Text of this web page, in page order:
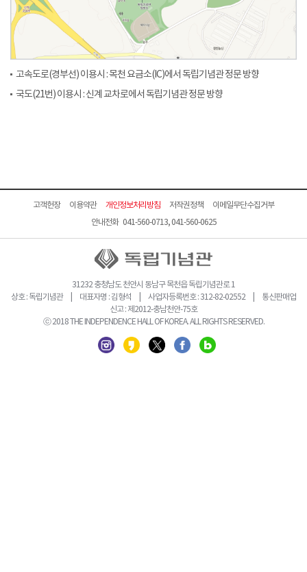
고속도로(경부선) 이용시 : 목천 요금소(IC)에서 독립기념관 정문 방향
국도(21번) 이용시 : 신계 교차로에서 독립기념관 정문 방향
고객헌장 이용약관 개인정보처리방침 저작권정책
이메일무단수집거부
안내전화 041-560-0713, 041-560-0625
31232 충청남도 천안시 동남구 목천읍 독립기념관로 1
상호 : 독립기념관 | 대표자명 : 김형석 | 사업자등록번호 : 312-82-02552 | 통신판매업
신고 : 제2012-충남천안-75호
ⓒ 2018 THE INDEPENDENCE HALL OF KOREA. ALL RIGHTS RESERVED.